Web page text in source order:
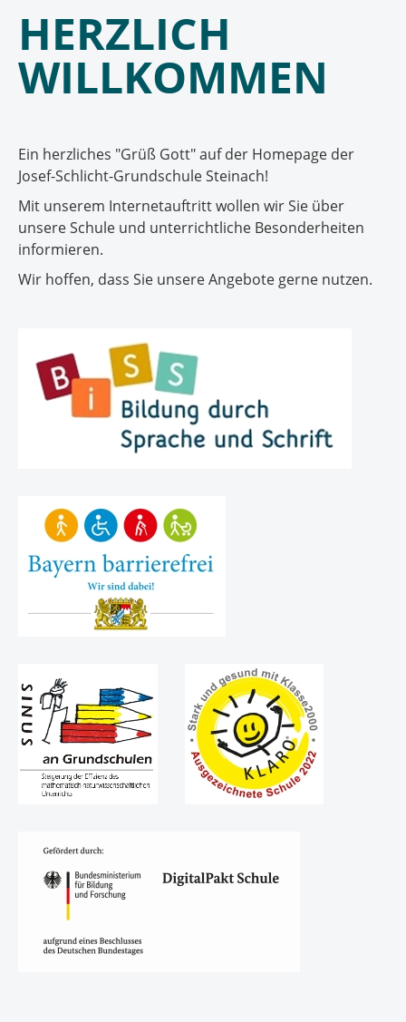
HERZLICH
WILLKOMMEN
Ein herzliches "Grüß Gott" auf der Homepage der
Josef-Schlicht-Grundschule Steinach!
Mit unserem Internetauftritt wollen wir Sie über
unsere Schule und unterrichtliche Besonderheiten
informieren.
Wir hoffen, dass Sie unsere Angebote gerne nutzen.